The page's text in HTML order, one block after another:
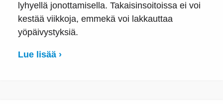
lyhyellä jonottamisella. Takaisinsoitoissa ei voi
kestää viikkoja, emmekä voi lakkauttaa
yöpäivystyksiä.
Lue lisää ›